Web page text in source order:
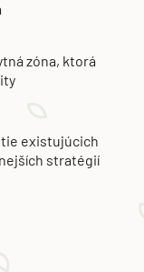
zóna, ktorá
existujúcich
stratégií